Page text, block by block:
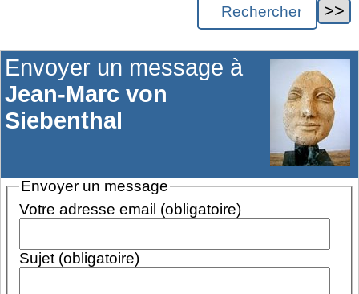
Envoyer un message à
Jean-Marc von
Siebenthal
Envoyer un message
Votre adresse email (obligatoire)
Sujet (obligatoire)